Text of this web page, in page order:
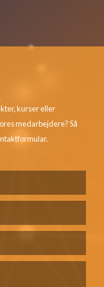
kurser eller
medarbejdere? Så